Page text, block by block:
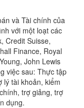
và Tài chính của
với một loạt các
Credit Suisse,
Finance, Royal
John Lewis
việc sau: Thực tập
lý tài khoản, kiểm
trợ giảng, trợ
dụng.